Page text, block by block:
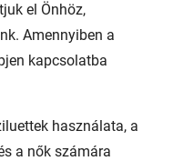
el Önhöz,
Amennyiben a
kapcsolatba
használata, a
a nők számára